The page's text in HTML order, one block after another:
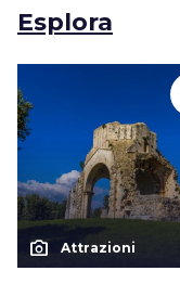
Esplora
photo_camera Attrazioni